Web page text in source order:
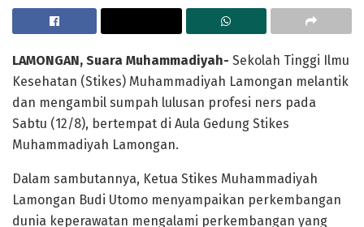
LAMONGAN, Suara Muhammadiyah- Sekolah Tinggi Ilmu
Kesehatan (Stikes) Muhammadiyah Lamongan melantik
dan mengambil sumpah lulusan profesi ners pada
Sabtu (12/8), bertempat di Aula Gedung Stikes
Muhammadiyah Lamongan.
Dalam sambutannya, Ketua Stikes Muhammadiyah
Lamongan Budi Utomo menyampaikan perkembangan
dunia keperawatan mengalami perkembangan yang